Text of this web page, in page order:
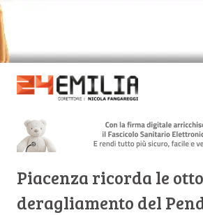
Piacenza ricorda le
deragliamento del